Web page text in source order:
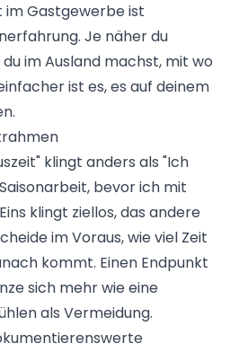
im Gastgewerbeist
Je näher du
im Ausland machst, mit wo
ist es, es auf deinem
klingt anders als "Ich
bevor ich mit
klingt ziellos, das andere
im Voraus, wie viel Zeit
kommt. Einen Endpunkt
sich mehr wie eine
als Vermeidung.